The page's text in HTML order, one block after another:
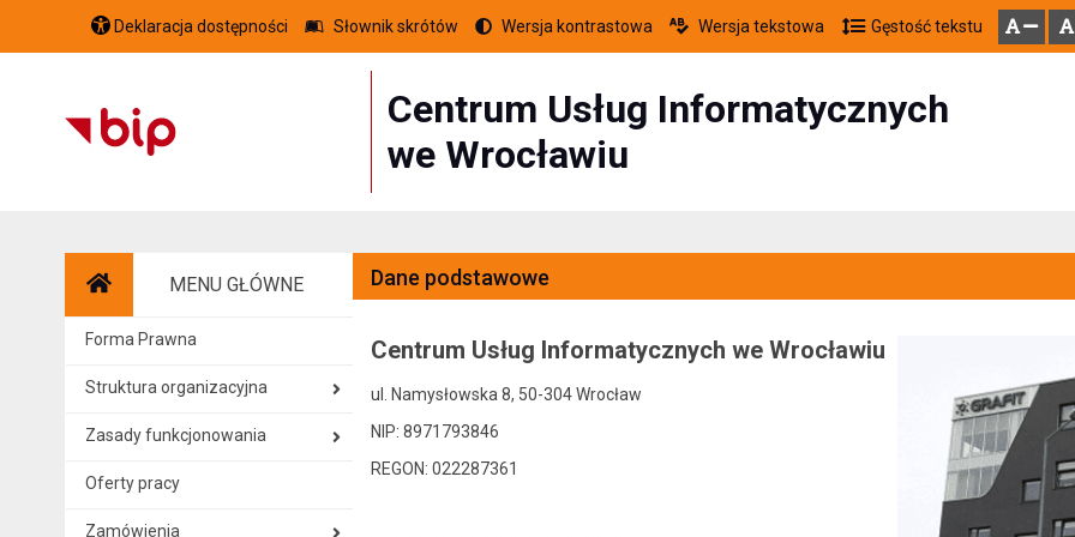
Przejdź do głównego menu
Przejdź do treści
Przejdź do mapy serwisu
Deklaracja dostępności Słownik skrótów Wersja kontrastowa Wersja tekstowa Gęstość tekstu
Centrum Usług Informatycznych
we Wrocławiu
MENU GŁÓWNE
Forma Prawna
Struktura organizacyjna
Zasady funkcjonowania
Oferty pracy
Zamówienia
Dane podstawowe
Centrum Usług Informatycznych we Wrocławiu
ul. Namysłowska 8, 50-304 Wrocław
NIP: 8971793846
REGON: 022287361